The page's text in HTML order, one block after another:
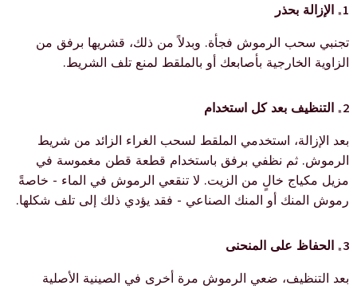
1. الإزالة بحذر
تجنبي سحب الرموش فجأة. وبدلاً من ذلك، قشريها برفق من
الزاوية الخارجية بأصابعك أو بالملقط لمنع تلف الشريط.
2. التنظيف بعد كل استخدام
بعد الإزالة، استخدمي الملقط لسحب الغراء الزائد من شريط
الرموش. ثم نظفي برفق باستخدام قطعة قطن مغموسة في
مزيل مكياج خالٍ من الزيت. لا تنقعي الرموش في الماء - خاصةً
رموش المنك أو المنك الصناعي - فقد يؤدي ذلك إلى تلف شكلها.
3. الحفاظ على المنحنى
بعد التنظيف، ضعي الرموش مرة أخرى في الصينية الأصلية